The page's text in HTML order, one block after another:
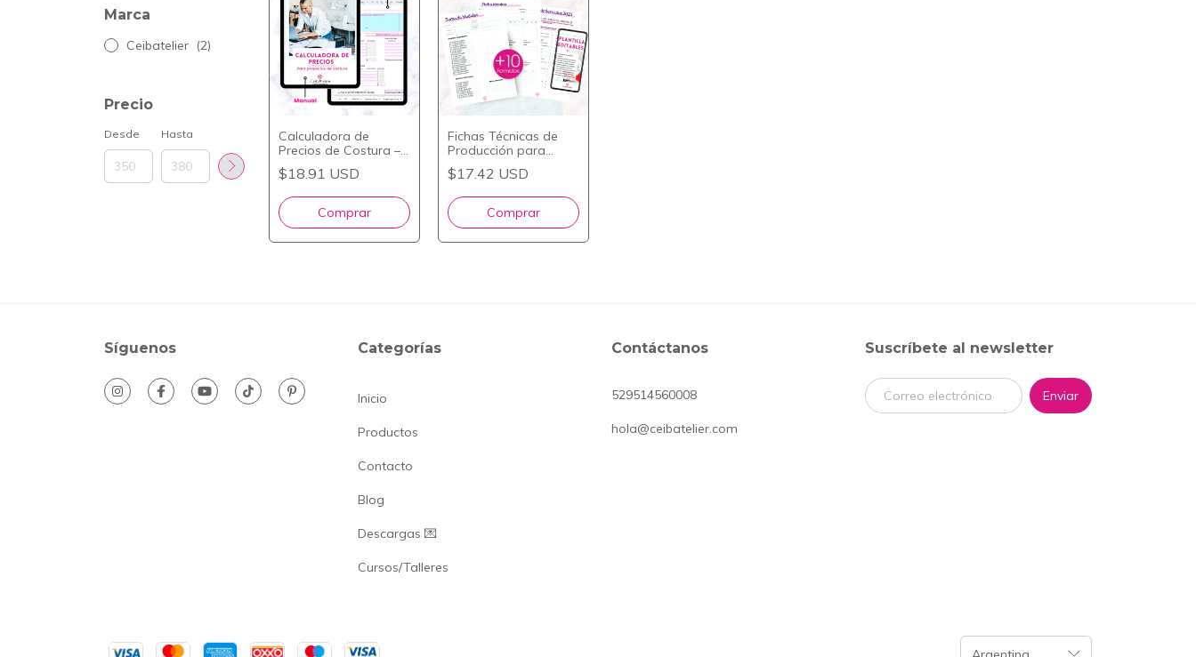
Marca
Ceibatelier (2)
Precio
Desde Hasta
Calculadora de
Precios de Costura –
Herramienta para
Emprendedoras
$18.91 USD
Fichas Técnicas de
Producción para
Taller de Costura –
Formatos Editables
$17.42 USD
Síguenos Categorías
Inicio
Productos
Contacto
Blog
Descargas 💌
Cursos/Talleres
Contáctanos
529514560008
hola@ceibatelier.com
Suscríbete al newsletter